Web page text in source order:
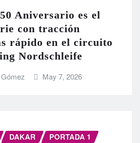
Aniversario es el
con tracción
rápido en el circuito
Nordschleife
May 7, 2026
DAKAR PORTADA 1